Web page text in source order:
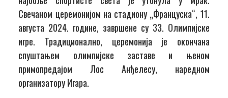
Свечаном церемонијом на стадиону „Француска“, 11.
августа 2024. године, завршене су 33. Олимпијске
игре. Традиционално, церемонија је окончана
спуштањем олимпијске заставе и њеном
примопредајом Лос Анђелесу, наредном
организатору Игара.